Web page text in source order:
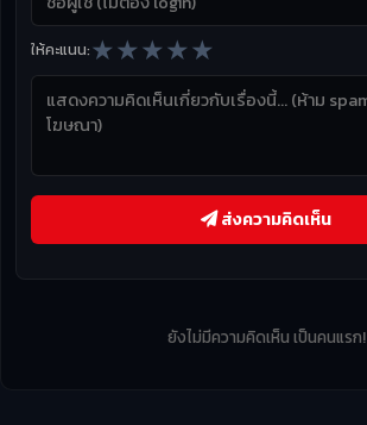
ให้คะแนน:★★★★★
ส่งความคิดเห็น
ยังไม่มีความคิดเห็น เป็นคนแรก!